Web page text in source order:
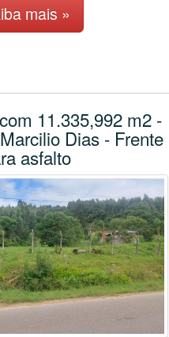
mais »
11.335,992 m2 -
Dias - Frente
asfalto